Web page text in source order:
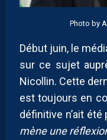
Photo by
Début juin, le
sur ce sujet
Nicollin. Cette
est toujours en
définitive n’ait
mène une